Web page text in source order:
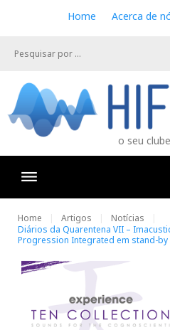
e
Home Acerca de
o seu
Home Artigos
Notícias
Diários da Quarentena VII –
Progression Integrated em stand-by